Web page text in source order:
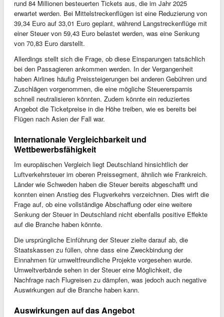
rund 84 Millionen besteuerten Tickets aus, die im Jahr 2025
erwartet werden. Bei Mittelstreckenflügen ist eine Reduzierung von
39,34 Euro auf 33,01 Euro geplant, während Langstreckenflüge mit
einer Steuer von 59,43 Euro belastet werden, was eine Senkung
von 70,83 Euro darstellt.
Allerdings stellt sich die Frage, ob diese Einsparungen tatsächlich
bei den Passagieren ankommen werden. In der Vergangenheit
haben Airlines häufig Preissteigerungen bei anderen Gebühren und
Zuschlägen vorgenommen, die eine mögliche Steuerersparnis
schnell neutralisieren könnten. Zudem könnte ein reduziertes
Angebot die Ticketpreise in die Höhe treiben, wie es bereits bei
Flügen nach Asien der Fall war.
Internationale Vergleichbarkeit und
Wettbewerbsfähigkeit
Im europäischen Vergleich liegt Deutschland hinsichtlich der
Luftverkehrsteuer im oberen Preissegment, ähnlich wie Frankreich.
Länder wie Schweden haben die Steuer bereits abgeschafft und
konnten einen Anstieg des Flugverkehrs verzeichnen. Dies wirft die
Frage auf, ob eine vollständige Abschaffung oder eine weitere
Senkung der Steuer in Deutschland nicht ebenfalls positive Effekte
auf die Branche haben könnte.
Die ursprüngliche Einführung der Steuer zielte darauf ab, die
Staatskassen zu füllen, ohne dass eine Zweckbindung der
Einnahmen für umweltfreundliche Projekte vorgesehen wurde.
Umweltverbände sehen in der Steuer eine Möglichkeit, die
Nachfrage nach Flugreisen zu dämpfen, was jedoch auch negative
Auswirkungen auf die Branche haben kann.
Auswirkungen auf das Angebot